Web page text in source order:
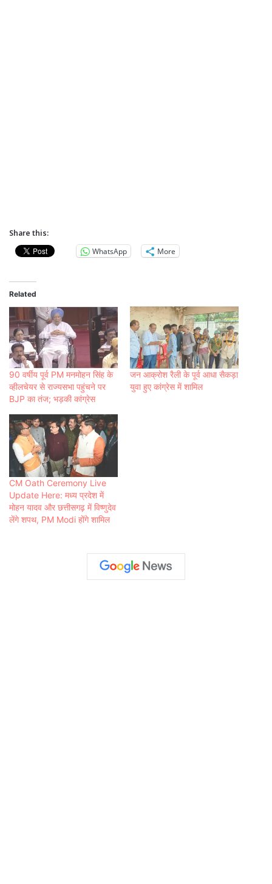
Share this:
WhatsApp
More
Related
90 वर्षीय पूर्व PM मनमोहन सिंह के
व्हीलचेयर से राज्यसभा पहुंचने पर
BJP का तंज; भड़की कांग्रेस
जन आक्रोश रैली के पूर्व आधा सैकड़ा
युवा हुए कांग्रेस में शामिल
CM Oath Ceremony Live
Update Here: मध्य प्रदेश में
मोहन यादव और छत्तीसगढ़ में विष्णुदेव
लेंगे शपथ, PM Modi होंगे शामिल